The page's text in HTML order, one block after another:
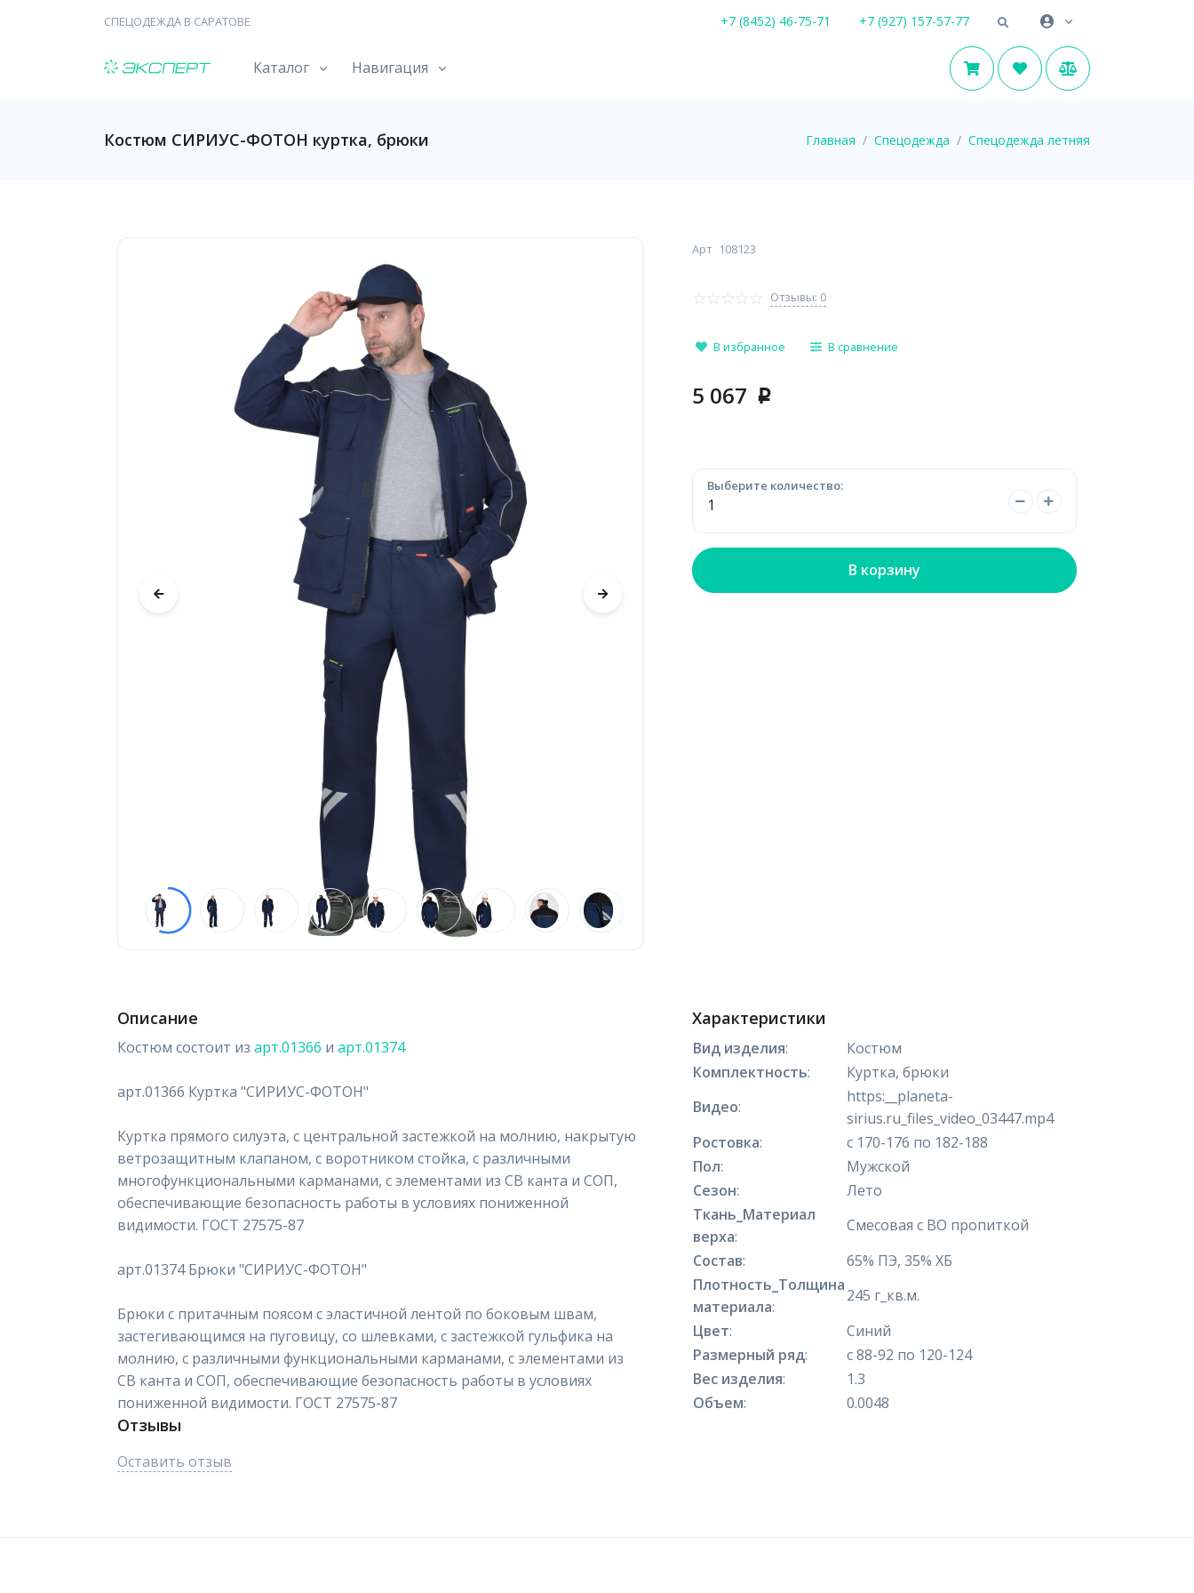
СПЕЦОДЕЖДА В САРАТОВЕ +7 (8452) 46-75-71 +7 (927) 157-57-77
Каталог Навигация
Костюм СИРИУС-ФОТОН куртка, брюки Главная Спецодежда Спецодежда летняя
Арт 108123
Отзывы: 0
В избранное В сравнение
5 067 p
Выберите количество:
В корзину
Описание
Костюм состоит из арт.01366 и арт.01374
арт.01366 Куртка "СИРИУС-ФОТОН"
Куртка прямого силуэта, с центральной застежкой на молнию, накрытую
ветрозащитным клапаном, с воротником стойка, с различными
многофункциональными карманами, с элементами из СВ канта и СОП,
обеспечивающие безопасность работы в условиях пониженной
видимости. ГОСТ 27575-87
арт.01374 Брюки "СИРИУС-ФОТОН"
Брюки с притачным поясом с эластичной лентой по боковым швам,
застегивающимся на пуговицу, со шлевками, с застежкой гульфика на
молнию, с различными функциональными карманами, с элементами из
СВ канта и СОП, обеспечивающие безопасность работы в условиях
пониженной видимости. ГОСТ 27575-87
Отзывы
Оставить отзыв
Характеристики
Вид изделия:
Костюм
Комплектность:
Куртка, брюки
Видео:
https:__planeta-
sirius.ru_files_video_03447.mp4
Ростовка:
с 170-176 по 182-188
Пол:
Мужской
Сезон:
Лето
Ткань_Материал
верха:
Смесовая с ВО пропиткой
Состав:
65% ПЭ, 35% ХБ
Плотность_Толщина
материала:
245 г_кв.м.
Цвет:
Синий
Размерный ряд:
с 88-92 по 120-124
Вес изделия:
1.3
Объем: 0.0048